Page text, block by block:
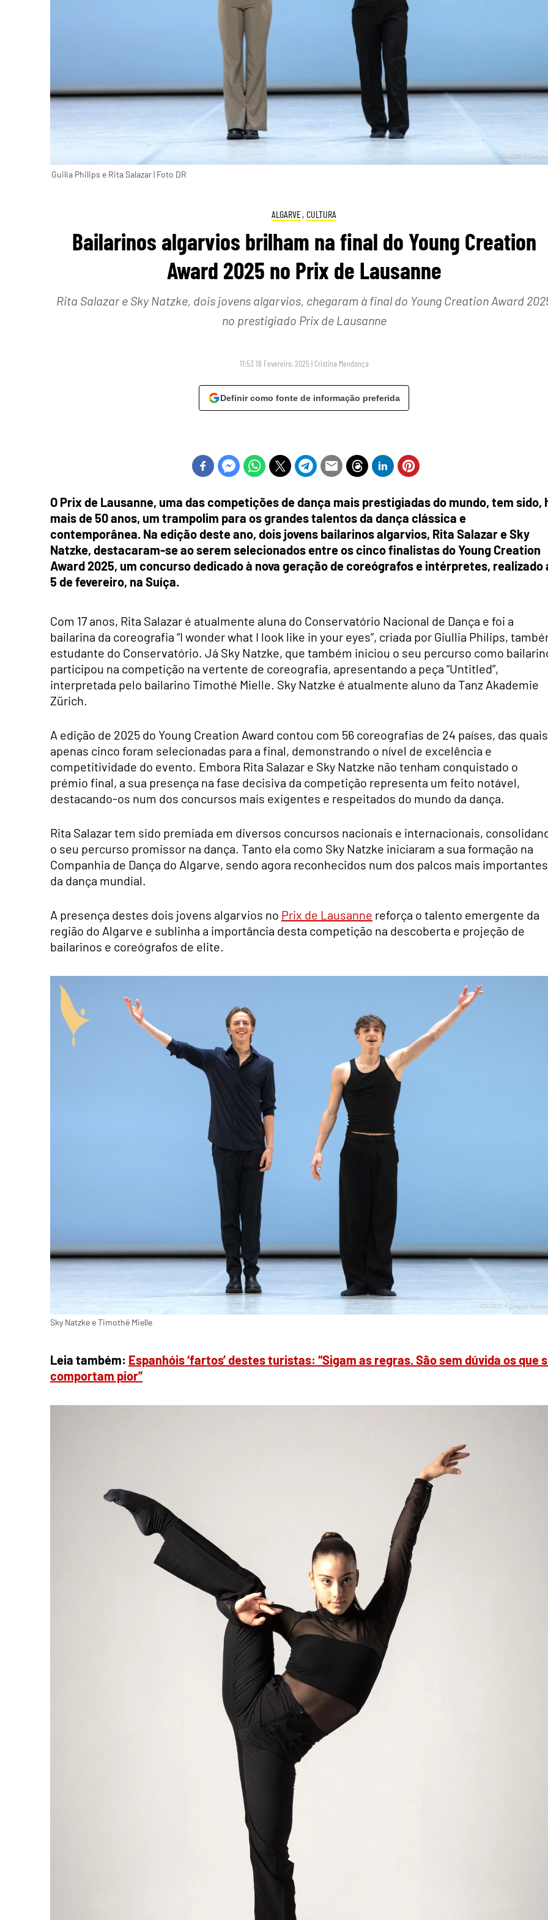
Guilia Philips e Rita Salazar | Foto DR
ALGARVE, CULTURA
Bailarinos algarvios brilham na final do Young Creation
Award 2025 no Prix de Lausanne
Rita Salazar e Sky Natzke, dois jovens algarvios, chegaram à final do Young Creation Award
no prestigiado Prix de Lausanne
11:53 18 Fevereiro, 2025 | Cristina Mendonça
Definir como fonte de informação preferida
O Prix de Lausanne, uma das competições de dança mais prestigiadas do mundo, tem sido,
mais de 50 anos, um trampolim para os grandes talentos da dança clássica e
contemporânea. Na edição deste ano, dois jovens bailarinos algarvios, Rita Salazar e Sky
Natzke, destacaram-se ao serem selecionados entre os cinco finalistas do Young Creation
Award 2025, um concurso dedicado à nova geração de coreógrafos e intérpretes, realizado
5 de fevereiro, na Suíça.
Com 17 anos, Rita Salazar é atualmente aluna do Conservatório Nacional de Dança e foi a
bailarina da coreografia “I wonder what I look like in your eyes”, criada por Giullia Philips,
estudante do Conservatório. Já Sky Natzke, que também iniciou o seu percurso como
participou na competição na vertente de coreografia, apresentando a peça “Untitled”,
interpretada pelo bailarino Timothé Mielle. Sky Natzke é atualmente aluno da Tanz Akademie
Zürich.
A edição de 2025 do Young Creation Award contou com 56 coreografias de 24 países, das quais
apenas cinco foram selecionadas para a final, demonstrando o nível de excelência e
competitividade do evento. Embora Rita Salazar e Sky Natzke não tenham conquistado o
prémio final, a sua presença na fase decisiva da competição representa um feito notável,
destacando-os num dos concursos mais exigentes e respeitados do mundo da dança.
Rita Salazar tem sido premiada em diversos concursos nacionais e internacionais,
o seu percurso promissor na dança. Tanto ela como Sky Natzke iniciaram a sua formação na
Companhia de Dança do Algarve, sendo agora reconhecidos num dos palcos mais importantes
da dança mundial.
A presença destes dois jovens algarvios no Prix de Lausanne reforça o talento emergente da
região do Algarve e sublinha a importância desta competição na descoberta e projeção de
bailarinos e coreógrafos de elite.
Sky Natzke e Timothé Mielle
Leia também: Espanhóis ‘fartos’ destes turistas: “Sigam as regras. São sem dúvida os que
comportam pior”